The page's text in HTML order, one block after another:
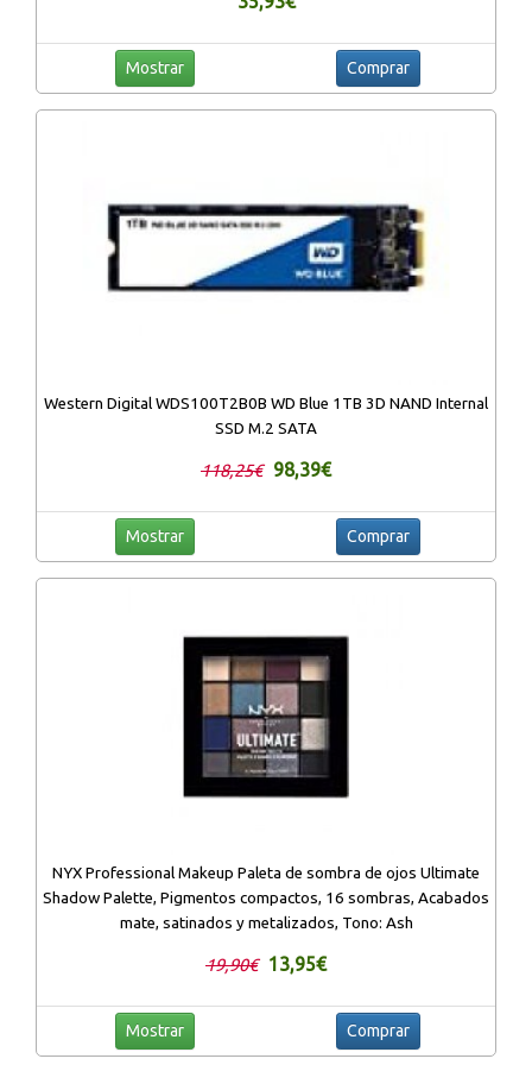
Mostrar Comprar
Western Digital WDS100T2B0B WD Blue 1TB 3D NAND Internal
SSD M.2 SATA
118,25€ 98,39€
Mostrar Comprar
NYX Professional Makeup Paleta de sombra de ojos Ultimate
Shadow Palette, Pigmentos compactos, 16 sombras, Acabados
mate, satinados y metalizados, Tono: Ash
19,90€ 13,95€
Mostrar Comprar